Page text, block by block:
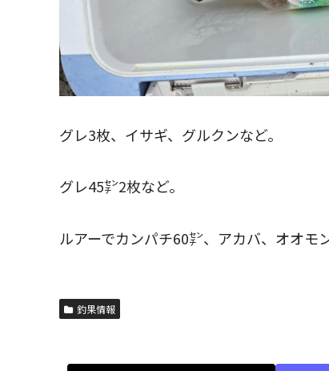
グレ3枚、イサギ、グルクンなど。
グレ45㌢2枚など。
ルアーでカンパチ60㌢、アカバ、オオモ
釣果情報